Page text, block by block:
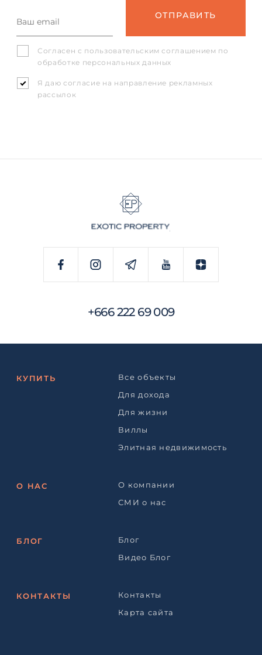
Согласен с пользовательским соглашением по
обработке персональных данных
Я даю согласие на направление рекламных
рассылок
+666 222 69 009
КУПИТЬ
Все объекты
Для дохода
Для жизни
Виллы
Элитная недвижимость
О НАС
О компании
СМИ о нас
БЛОГ
Блог
Видео Блог
КОНТАКТЫ
Контакты
Карта сайта